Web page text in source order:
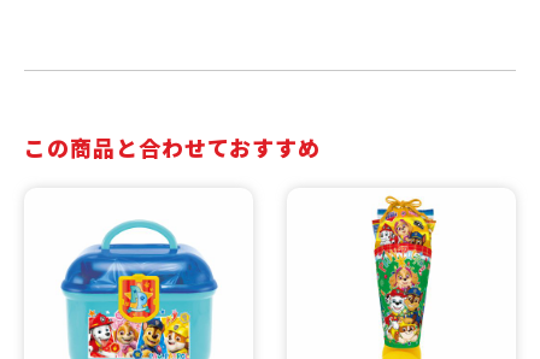
この商品と合わせておすすめ